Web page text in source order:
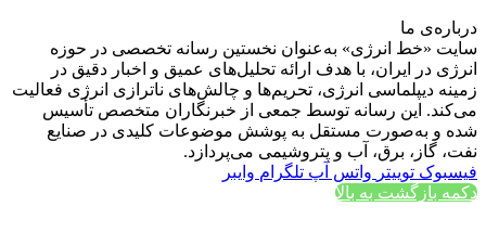
درباره‌ی ما
سایت «خط انرژی» به‌عنوان نخستین رسانه تخصصی در حوزه
انرژی در ایران، با هدف ارائه تحلیل‌های عمیق و اخبار دقیق در
زمینه دیپلماسی انرژی، تحریم‌ها و چالش‌های ناترازی انرژی فعالیت
می‌کند. این رسانه توسط جمعی از خبرنگاران متخصص تأسیس
شده و به‌صورت مستقل به پوشش موضوعات کلیدی در صنایع
نفت، گاز، برق، آب و پتروشیمی می‌پردازد.
فیسبوک توییتر واتس آپ تلگرام وایبر
دکمه بازگشت به بالا